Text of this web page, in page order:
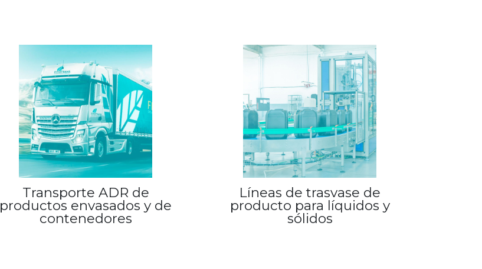
Transporte ADR de
productos envasados y de
contenedores
Líneas de trasvase de
producto para líquidos y
sólidos